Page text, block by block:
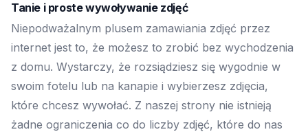
Tanie i proste wywoływanie zdjęć
Niepodważalnym plusem zamawiania zdjęć przez
internet jest to, że możesz to zrobić bez wychodzenia
z domu. Wystarczy, że rozsiądziesz się wygodnie w
swoim fotelu lub na kanapie i wybierzesz zdjęcia,
które chcesz wywołać. Z naszej strony nie istnieją
żadne ograniczenia co do liczby zdjęć, które do nas